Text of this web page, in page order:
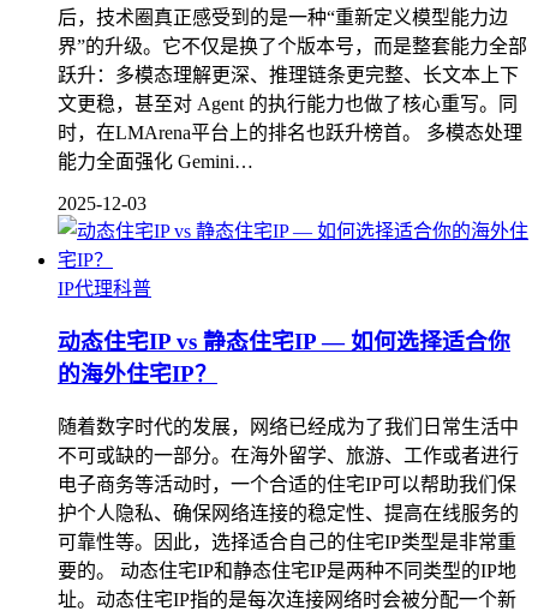
后，技术圈真正感受到的是一种“重新定义模型能力边
界”的升级。它不仅是换了个版本号，而是整套能力全部
跃升：多模态理解更深、推理链条更完整、长文本上下
文更稳，甚至对 Agent 的执行能力也做了核心重写。同
时，在LMArena平台上的排名也跃升榜首。 多模态处理
能力全面强化 Gemini…
2025-12-03
IP代理科普
动态住宅IP vs 静态住宅IP — 如何选择适合你
的海外住宅IP？
随着数字时代的发展，网络已经成为了我们日常生活中
不可或缺的一部分。在海外留学、旅游、工作或者进行
电子商务等活动时，一个合适的住宅IP可以帮助我们保
护个人隐私、确保网络连接的稳定性、提高在线服务的
可靠性等。因此，选择适合自己的住宅IP类型是非常重
要的。 动态住宅IP和静态住宅IP是两种不同类型的IP地
址。动态住宅IP指的是每次连接网络时会被分配一个新